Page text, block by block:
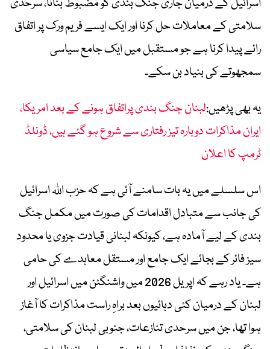
سلامتی کے معاملات حل کرنا اور ایک ایسے فریم ورک پر اتفاق
رائے پیدا کرنا ہے جو مستقبل میں ایک جامع سیاسی
سمجھوتے کی بنیاد بن سکے۔
یہ بھی پڑھیں:لبنان جنگ بندی پراتفاق ہونے کے بعد امریکا،
ایران مذاکرات دوبارہ تیز رفتاری سے شروع ہو گئے ہیں، ڈونلڈ
ٹرمپ کا اعلان
اس سلسلے میں یہ بات سامنے آئی ہے کہ حزب اللہ اسرائیل
کی جانب سے متبادل اقدامات کی صورت میں مکمل جنگ
بندی کے لیے آمادہ ہے، کیونکہ لبنانی قیادت جزوی یا محدود
سیز فائر کے بجائے ایک جامع اور مستقل معاہدے کی حامی
ہے۔ یاد رہے کہ اپریل 2026 میں واشنگٹن میں اسرائیل اور
لبنان کے درمیان کئی دہائیوں بعد براہِ راست مذاکرات کا آغاز
ہوا تھا، جن میں سرحدی تنازعات، جنوبی لبنان کی سلامتی،